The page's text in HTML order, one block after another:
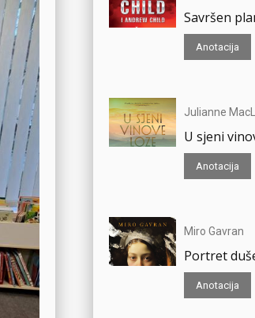
Savršen
Anotacija
Julianne
U sjeni
Anotacija
Miro Gavran
Portret
Anotacija